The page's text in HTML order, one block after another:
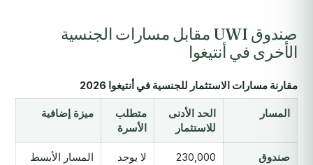
صندوق UWI مقابل مسارات الجنسية
الأخرى في أنتيغوا
مقارنة مسارات الاستثمار للجنسية في أنتيغوا 2026
المسار
الحد الأدنى
للاستثمار
متطلب
الأسرة
ميزة إضافية
صندوق
230,000
لا يوجد
المسار الأبسط